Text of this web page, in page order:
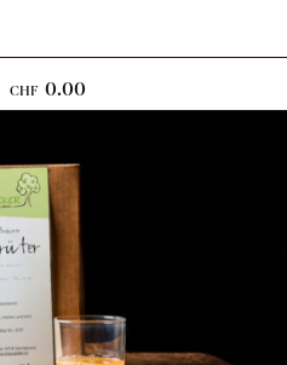
CHF 0.000 Artikel im